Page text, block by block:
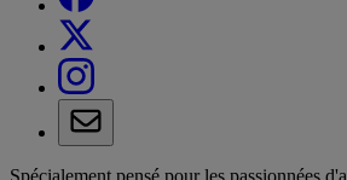
Spécialement pensé pour les passionnées